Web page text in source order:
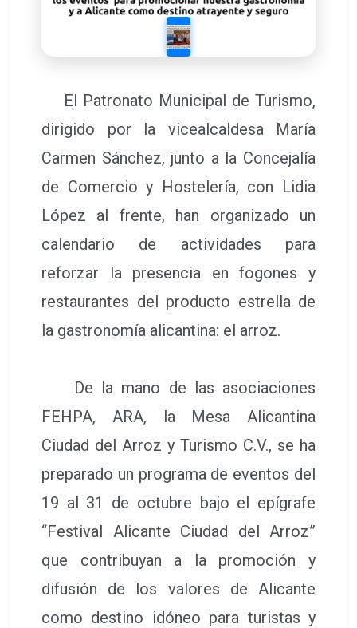
El Patronato Municipal de Turismo,
dirigido por la vicealcaldesa María
Carmen Sánchez, junto a la Concejalía
de Comercio y Hostelería, con Lidia
López al frente, han organizado un
calendario de actividades para
reforzar la presencia en fogones y
restaurantes del producto estrella de
la gastronomía alicantina: el arroz.
De la mano de las asociaciones
FEHPA, ARA, la Mesa Alicantina
Ciudad del Arroz y Turismo C.V., se ha
preparado un programa de eventos del
19 al 31 de octubre bajo el epígrafe
“Festival Alicante Ciudad del Arroz”
que contribuyan a la promoción y
difusión de los valores de Alicante
como destino idóneo para turistas y